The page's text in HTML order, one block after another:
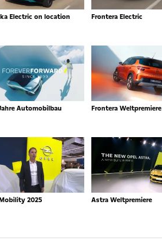
Electric on location Frontera Electric
Automobilbau Frontera Weltpremiere
2025 Astra Weltpremiere